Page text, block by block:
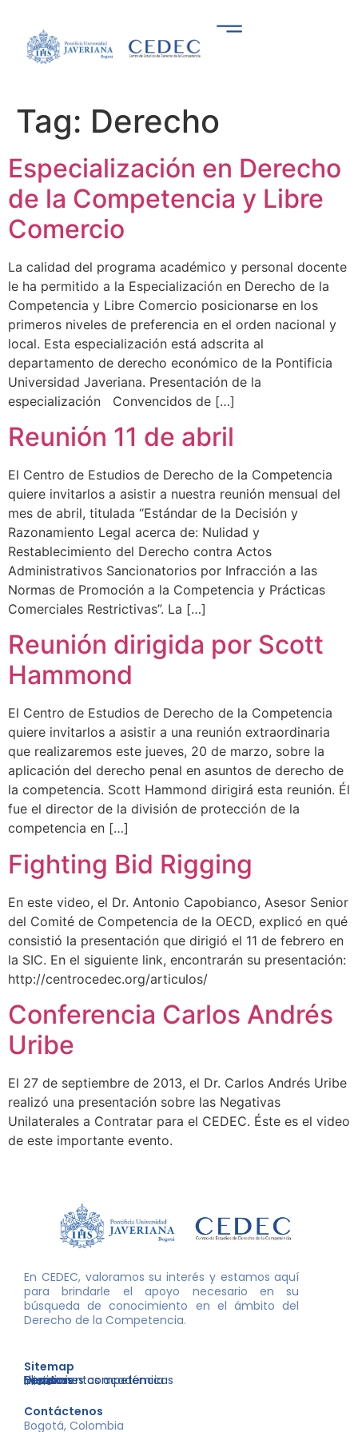
Tag: Derecho
Especialización en Derecho
de la Competencia y Libre
Comercio
La calidad del programa académico y personal docente
le ha permitido a la Especialización en Derecho de la
Competencia y Libre Comercio posicionarse en los
primeros niveles de preferencia en el orden nacional y
local. Esta especialización está adscrita al
departamento de derecho económico de la Pontificia
Universidad Javeriana. Presentación de la
especialización Convencidos de […]
Reunión 11 de abril
El Centro de Estudios de Derecho de la Competencia
quiere invitarlos a asistir a nuestra reunión mensual del
mes de abril, titulada “Estándar de la Decisión y
Razonamiento Legal acerca de: Nulidad y
Restablecimiento del Derecho contra Actos
Administrativos Sancionatorios por Infracción a las
Normas de Promoción a la Competencia y Prácticas
Comerciales Restrictivas”. La […]
Reunión dirigida por Scott
Hammond
El Centro de Estudios de Derecho de la Competencia
quiere invitarlos a asistir a una reunión extraordinaria
que realizaremos este jueves, 20 de marzo, sobre la
aplicación del derecho penal en asuntos de derecho de
la competencia. Scott Hammond dirigirá esta reunión. Él
fue el director de la división de protección de la
competencia en […]
Fighting Bid Rigging
En este video, el Dr. Antonio Capobianco, Asesor Senior
del Comité de Competencia de la OECD, explicó en qué
consistió la presentación que dirigió el 11 de febrero en
la SIC. En el siguiente link, encontrarán su presentación:
http://centrocedec.org/articulos/
Conferencia Carlos Andrés
Uribe
El 27 de septiembre de 2013, el Dr. Carlos Andrés Uribe
realizó una presentación sobre las Negativas
Unilaterales a Contratar para el CEDEC. Éste es el video
de este importante evento.
En CEDEC, valoramos su interés y estamos aquí
para brindarle el apoyo necesario en su
búsqueda de conocimiento en el ámbito del
Derecho de la Competencia.
Sitemap
Inicio
Nosotros
Libros
Decisiones competencia
Eventos
Herramientas académicas
Contáctenos
Bogotá, Colombia